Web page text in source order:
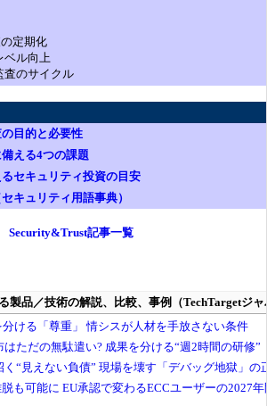
定期化
ル向上
のサイクル
目的と必要性
える4つの課題
セキュリティ投資の目安
キュリティ用語事典）
Security&Trust記事一覧